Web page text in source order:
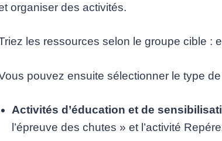
organiser des activités.
les ressources selon le groupe cible :
pouvez ensuite sélectionner le type
Activités d’éducation et de
l’épreuve des chutes » et l’activité